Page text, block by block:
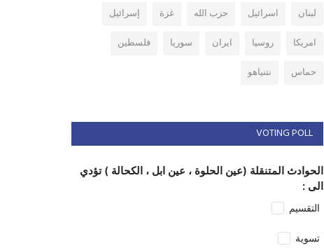
لبنان
اسرائيل حزب الله غزة
إسرائيل
امريكا
روسيا ايران سوريا
فلسطين
حماس
نتنياهو
VOTING POLL
الحوادث المتنقلة (عين الحلوة ، عين ابل ، الكحالة ) تؤدي
الى :
التقسيم
تسوية